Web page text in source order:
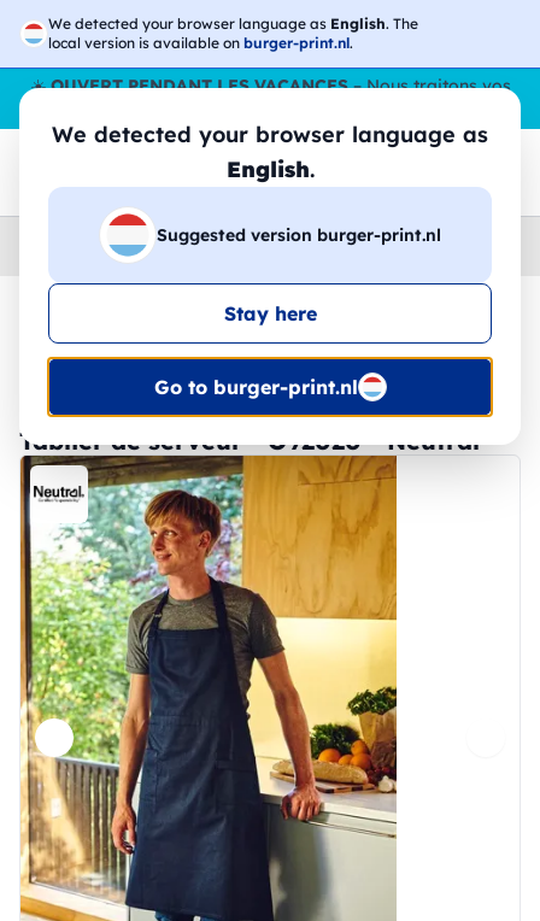
We detected your browser language as English. The
local version is available on burger-print.nl.
We detected your browser language as
English.
Suggested version burger-print.nl
Stay here
Go to burger-print.nl
☀️OUVERT PENDANT LES VACANCES– Nous traitons vos
Accessoires › tabliers-personnalises
🔥 Impression DTF à -30 %
Tablier de serveur - O92020 - Neutral